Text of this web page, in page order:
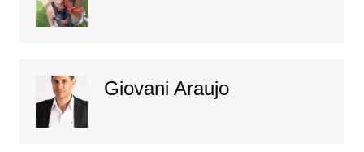
Giovani Araujo